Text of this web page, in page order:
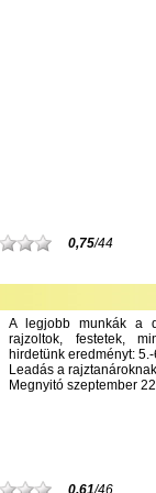
0,75/44
A legjobb munkák a
rajzoltok, festetek,
hirdetünk eredményt:
Leadás a
Megnyitó szeptember
0,61/46